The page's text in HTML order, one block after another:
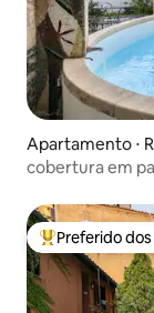
Apartamento ⋅
cobertura em
Entre os
Preferido